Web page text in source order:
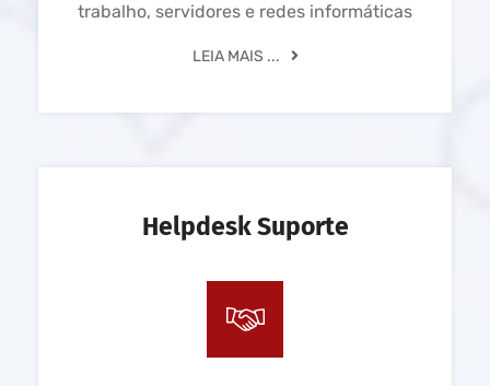
trabalho, servidores e redes informáticas
LEIA MAIS ...
Helpdesk Suporte